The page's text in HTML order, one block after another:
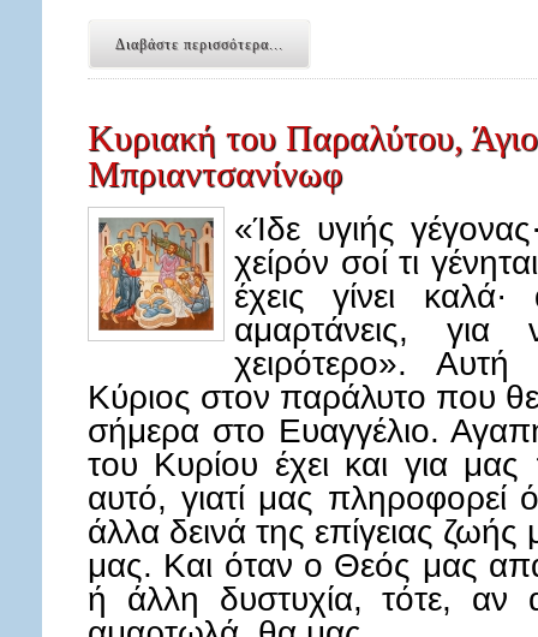
Διαβάστε περισσότερα...
Κυριακή του Παραλύτου,
Μπριαντσανίνωφ
«Ίδε υγιής
χείρόν σοί τι
έχεις γίνει
αμαρτάνεις,
χειρότερο».
Κύριος στον παράλυτο που
σήμερα στο Ευαγγέλιο.
του Κυρίου έχει και για
αυτό, γιατί μας πληροφορεί
άλλα δεινά της επίγειας ζωής
μας. Και όταν ο Θεός μας
ή άλλη δυστυχία, τότε, αν